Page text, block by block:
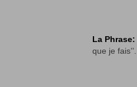
La Phrase:
que je fais’’.